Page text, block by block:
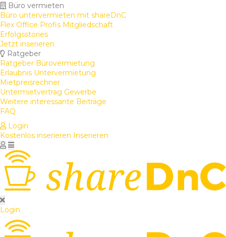
Büro vermieten
Büro untervermieten mit shareDnC
Flex Office Profis Mitgliedschaft
Erfolgsstories
Jetzt inserieren
Ratgeber
Ratgeber Bürovermietung
Erlaubnis Untervermietung
Mietpreisrechner
Untermietvertrag Gewerbe
Weitere interessante Beiträge
FAQ
Login
Kostenlos inserieren Inserieren
Login